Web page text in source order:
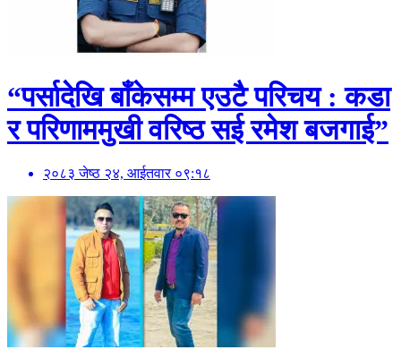
“पर्सादेखि बाँकेसम्म एउटै परिचय : कडा
र परिणाममुखी वरिष्ठ सई रमेश बजगाई”
२०८३ जेष्ठ २४, आईतवार ०९:१८